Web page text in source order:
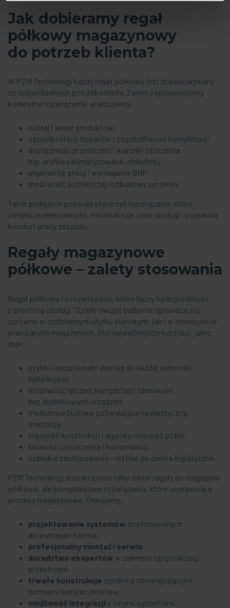
Jak dobieramy regał
półkowy magazynowy
do potrzeb klienta?
W PZM Technology każdy regał półkowy jest dopasowywany
do indywidualnych potrzeb klienta. Zanim zaproponujemy
konkretne rozwiązanie, analizujemy:
rodzaj i wagę produktów,
sposób rotacji towarów i częstotliwość kompletacji,
dostępność przestrzeni i warunki otoczenia
(np. archiwa klimatyzowane, chłodnie),
ergonomię pracy i wymagania BHP,
możliwość późniejszej rozbudowy systemu.
Takie podejście pozwala stworzyć rozwiązanie, które
zwiększa efektywność, minimalizuje czas obsługi i poprawia
komfort pracy zespołu.
Regały magazynowe
półkowe – zalety stosowania
Regał półkowy to rozwiązanie, które łączy funkcjonalność
z prostotą obsługi. Dzięki swojej budowie sprawdza się
zarówno w codziennym użytku biurowym, jak i w intensywnie
pracujących magazynach. Oto najważniejsze korzyści, jakie
daje:
szybki i bezpośredni dostęp do każdej jednostki
ładunkowej,
możliwość ręcznej kompletacji zamówień
bez dodatkowych urządzeń,
modułowa budowa pozwalająca na elastyczną
aranżację,
trwałość konstrukcji i wysoka nośność półek,
łatwość czyszczenia i konserwacji,
szerokie zastosowanie – od biur po centra logistyczne.
PZM Technology dostarcza nie tylko same regały do magazynu
półkowe, ale kompleksowe rozwiązania, które usprawniają
procesy magazynowe. Oferujemy:
projektowanie systemów dostosowanych
do wymagań klienta,
profesjonalny montaż i serwis,
doradztwo ekspertów w zakresie optymalizacji
przestrzeni,
trwałe konstrukcje zgodne z obowiązującymi
normami bezpieczeństwa,
możliwość integracji z innymi systemami